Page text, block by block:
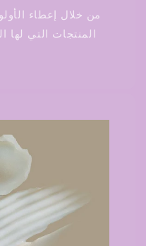
من خلال إعطاء